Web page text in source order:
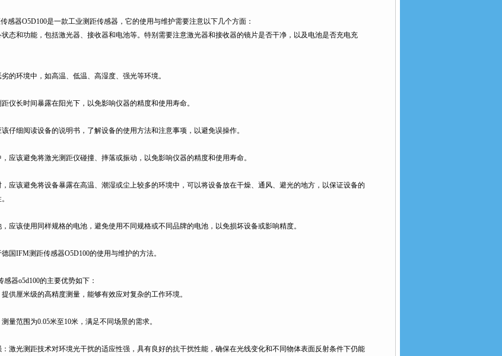
感器O5D100是一款工业测距传感器，它的使用与维护需要注意以下几个方面：
态和功能，包括激光器、接收器和电池等。特别需要注意激光器和接收器的镜片是否干净，以及电池是否充电充
环境中，如高温、低温、高湿度、强光等环境。
仪长时间暴露在阳光下，以免影响仪器的精度和使用寿命。
该仔细阅读设备的说明书，了解设备的使用方法和注意事项，以避免误操作。
，应该避免将激光测距仪碰撞、摔落或振动，以免影响仪器的精度和使用寿命。
，应该避免将设备暴露在高温、潮湿或尘上较多的环境中，可以将设备放在干燥、通风、避光的地方，以保证设备的
，应该使用同样规格的电池，避免使用不同规格或不同品牌的电池，以免损坏设备或影响精度。
国IFM测距传感器O5D100的使用与维护的方法。
器o5d100的主要优势如下：
提供厘米级的高精度测量，能够有效应对复杂的工作环境。
测量范围为0.05米至10米，满足不同场景的需求。
：激光测距技术对环境光干扰的适应性强，具有良好的抗干扰性能，确保在光线变化和不同物体表面反射条件下仍能